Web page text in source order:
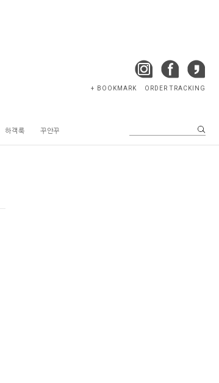
+ BOOKMARK ORDER TRACKING
하객룩 꾸안꾸